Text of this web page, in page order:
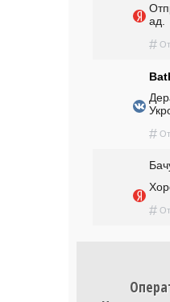
ад.
#
#
#